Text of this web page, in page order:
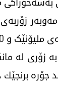
تۆن برنجی ساڵانه‌ هەیە.
بە زۆری
برنجێك